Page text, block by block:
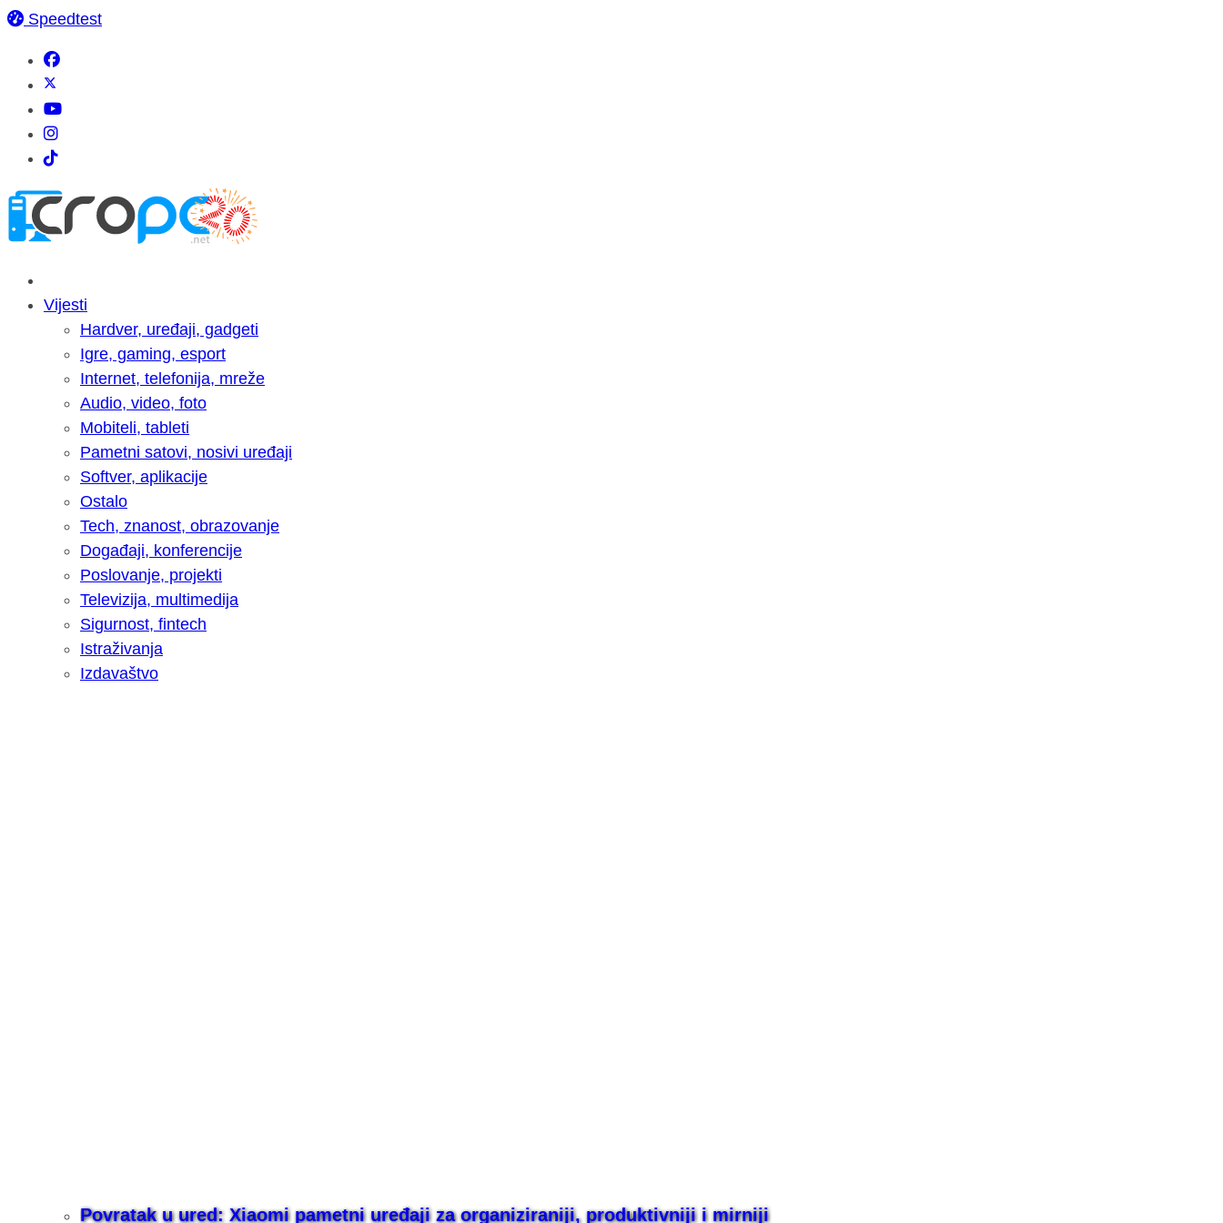
Speedtest
Vijesti
Hardver, uređaji, gadgeti
Igre, gaming, esport
Internet, telefonija, mreže
Audio, video, foto
Mobiteli, tableti
Pametni satovi, nosivi uređaji
Softver, aplikacije
Ostalo
Tech, znanost, obrazovanje
Događaji, konferencije
Poslovanje, projekti
Televizija, multimedija
Sigurnost, fintech
Istraživanja
Izdavaštvo
Povratak u ured: Xiaomi pametni uređaji za organiziraniji, produktivniji i mirniji